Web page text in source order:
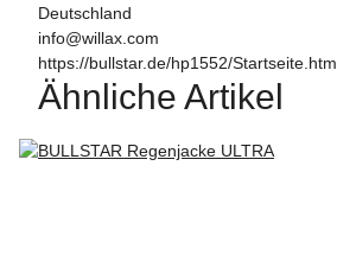
Deutschland
info@willax.com
https://bullstar.de/hp1552/Startseite.htm
Ähnliche Artikel